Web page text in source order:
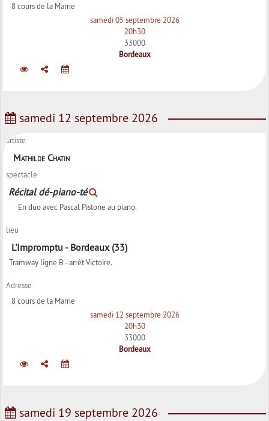
8 cours de la Marne
samedi 05 septembre 2026
20h30
33000
Bordeaux
samedi 12 septembre 2026
artiste
Mathilde Chatin
spectacle
Récital dé-piano-té
En duo avec Pascal Pistone au piano.
lieu
L'Impromptu - Bordeaux (33)
Tramway ligne B - arrêt Victoire.
Adresse
8 cours de la Marne
samedi 12 septembre 2026
20h30
33000
Bordeaux
samedi 19 septembre 2026